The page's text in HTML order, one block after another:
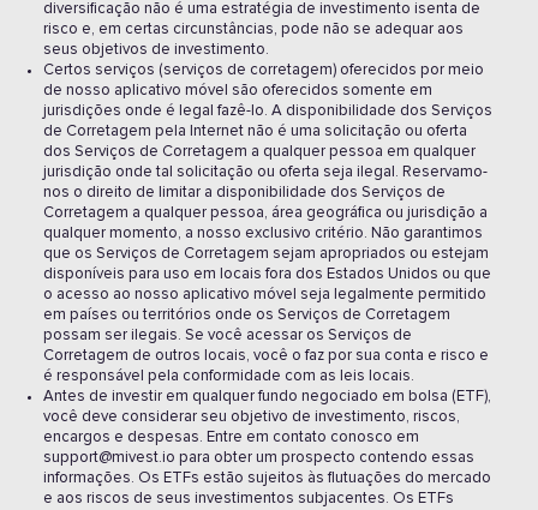
diversificação não é uma estratégia de investimento isenta de
risco e, em certas circunstâncias, pode não se adequar aos
seus objetivos de investimento.
Certos serviços (serviços de corretagem) oferecidos por meio
de nosso aplicativo móvel são oferecidos somente em
jurisdições onde é legal fazê-lo. A disponibilidade dos Serviços
de Corretagem pela Internet não é uma solicitação ou oferta
dos Serviços de Corretagem a qualquer pessoa em qualquer
jurisdição onde tal solicitação ou oferta seja ilegal. Reservamo-
nos o direito de limitar a disponibilidade dos Serviços de
Corretagem a qualquer pessoa, área geográfica ou jurisdição a
qualquer momento, a nosso exclusivo critério. Não garantimos
que os Serviços de Corretagem sejam apropriados ou estejam
disponíveis para uso em locais fora dos Estados Unidos ou que
o acesso ao nosso aplicativo móvel seja legalmente permitido
em países ou territórios onde os Serviços de Corretagem
possam ser ilegais. Se você acessar os Serviços de
Corretagem de outros locais, você o faz por sua conta e risco e
é responsável pela conformidade com as leis locais.
Antes de investir em qualquer fundo negociado em bolsa (ETF),
você deve considerar seu objetivo de investimento, riscos,
encargos e despesas. Entre em contato conosco em
support@mivest.io para obter um prospecto contendo essas
informações. Os ETFs estão sujeitos às flutuações do mercado
e aos riscos de seus investimentos subjacentes. Os ETFs